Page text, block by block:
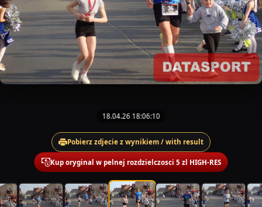
18.04.26 18:06:10
Pobierz zdjecie z wynikiem / with result
Kup oryginal w pelnej rozdzielczosci 5 zl HIGH-RES